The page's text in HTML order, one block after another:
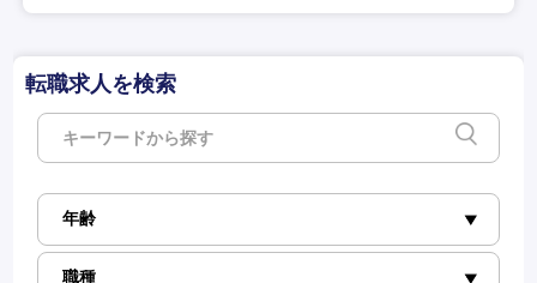
転職求人を検索